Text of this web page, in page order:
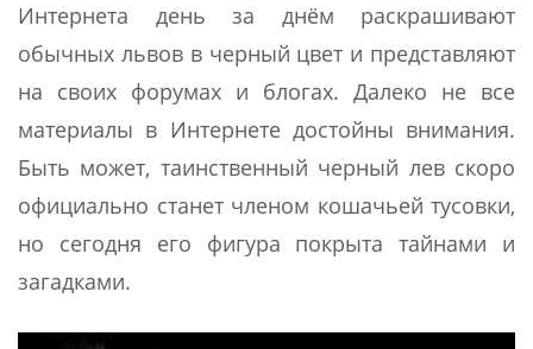
Интернета день за днём раскрашивают
обычных львов в черный цвет и представляют
на своих форумах и блогах. Далеко не все
материалы в Интернете достойны внимания.
Быть может, таинственный черный лев скоро
официально станет членом кошачьей тусовки,
но сегодня его фигура покрыта тайнами и
загадками.